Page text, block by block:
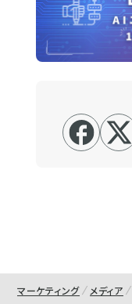
マーケティング メディア